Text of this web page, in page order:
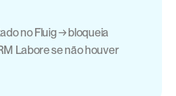
no Fluig → bloqueia
Labore se não houver